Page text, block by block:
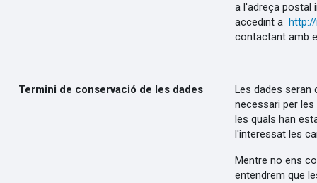
a l'adreça postal
accedint a
contactant amb
Termini de conservació de les dades
Les dades seran
necessari per
les quals han
l'interessat les
Mentre no ens
entendrem que